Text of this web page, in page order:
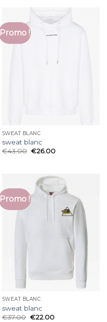
Promo !
SWEAT BLANC
sweat blanc
€43.00 €26.00
Promo !
SWEAT BLANC
sweat blanc
€37.00 €22.00